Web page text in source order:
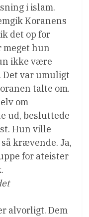
i islam.
Koranens
det op for
meget hun
ikke være
Det var umuligt
talte om.
om
ud, besluttede
Hun ville
krævende. Ja,
for ateister
alvorligt. Dem